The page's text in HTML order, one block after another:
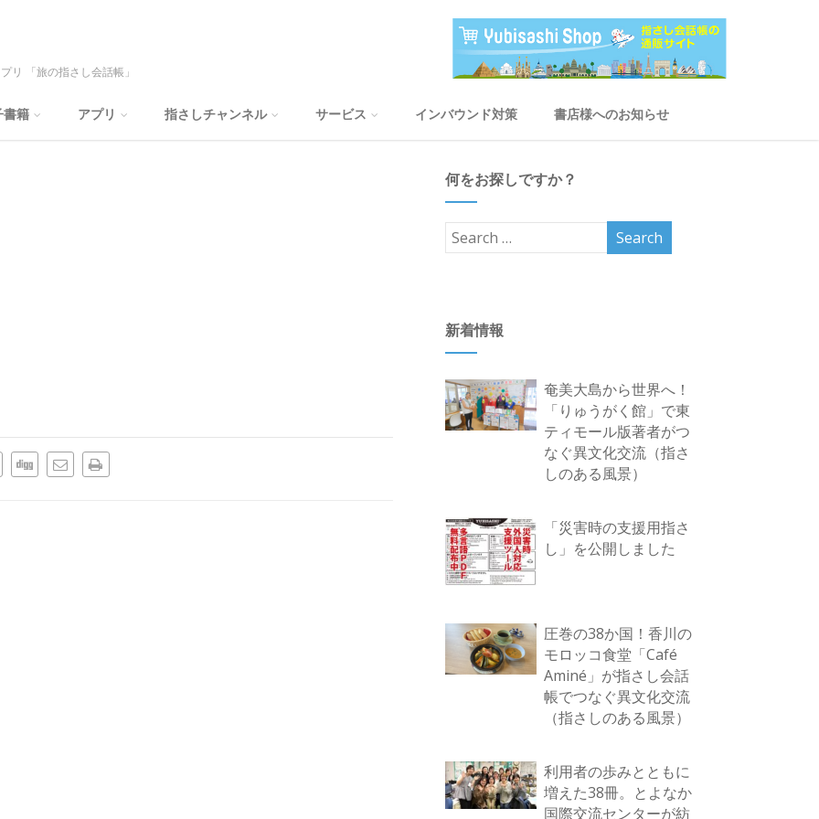
リ 「旅の指さし会話帳」
書籍 アプリ 指さしチャンネル サービス インバウンド対策 書店様へのお知らせ
何をお探しですか？
新着情報
奄美大島から世界へ！
「りゅうがく館」で東
ティモール版著者がつ
なぐ異文化交流（指さ
しのある風景）
「災害時の支援用指さ
し」を公開しました
圧巻の38か国！香川の
モロッコ食堂「Café
Aminé」が指さし会話
帳でつなぐ異文化交流
（指さしのある風景）
利用者の歩みとともに
増えた38冊。とよなか
国際交流センターが紡